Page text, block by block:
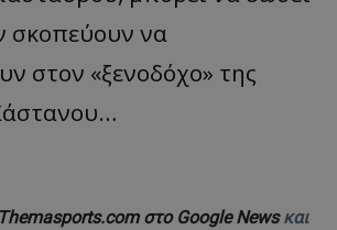
σκοπεύουν να
στον «ξενοδόχο» της
Themasports.com στο Google Newsκαι